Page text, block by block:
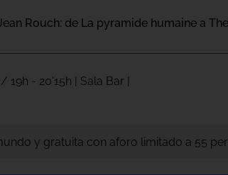
Rouch: de La pyramide humaine a
/ 19h - 20'15h | Sala Bar |
y gratuita con aforo limitado a 55